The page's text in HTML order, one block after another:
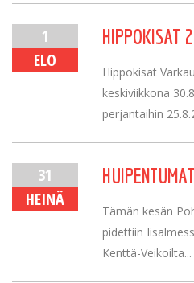
1
ELO
HIPPOKISAT
Hippokisat
keskiviikkona
perjantaihin
31
HEINÄ
HUIPENTUMAT
Tämän kesän
pidettiin
Kenttä-Veikoilta...